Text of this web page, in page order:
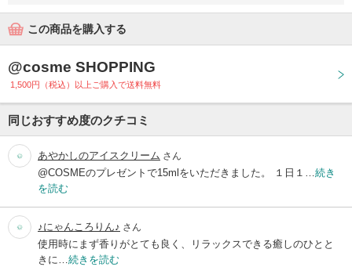
この商品を購入する
@cosme SHOPPING
1,500円（税込）以上ご購入で送料無料
同じおすすめ度のクチコミ
あやかしのアイスクリーム さん
@COSMEのプレゼントで15mlをいただきました。 １日１…続き
を読む
♪にゃんころりん♪ さん
使用時にまず香りがとても良く、リラックスできる癒しのひとと
きに…続きを読む